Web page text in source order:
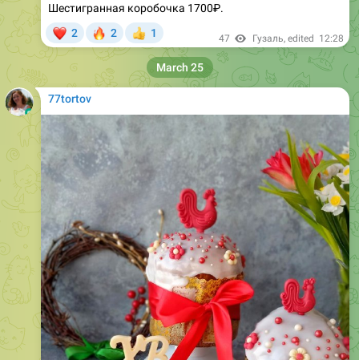
47
77tortov
March 25